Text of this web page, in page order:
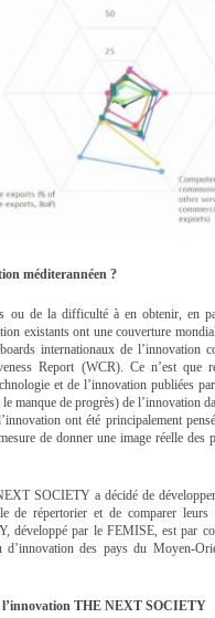
méditerannéen ?
ou de la difficulté à en obtenir, en
existants ont une couverture
internationaux de
Report (WCR). Ce n’est que
et de l’innovation publiées
manque de progrès) de l’innovation
ont été principalement
de donner une image réelle
SOCIETY a décidé de
de répertorier et de comparer
développé par le FEMISE, est par
d’innovation des pays du Moyen-
l’innovation THE NEXT SOCIETY